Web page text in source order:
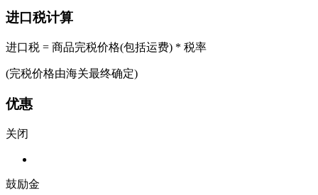
进口税计算
进口税 = 商品完税价格(包括运费) * 税率
(完税价格由海关最终确定)
优惠
关闭
鼓励金